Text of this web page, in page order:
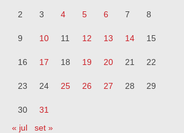
2 3 4 5 6 7 8
9 10 11 12 13 14 15
16 17 18 19 20 21 22
23 24 25 26 27 28 29
30
31
« jul
set »